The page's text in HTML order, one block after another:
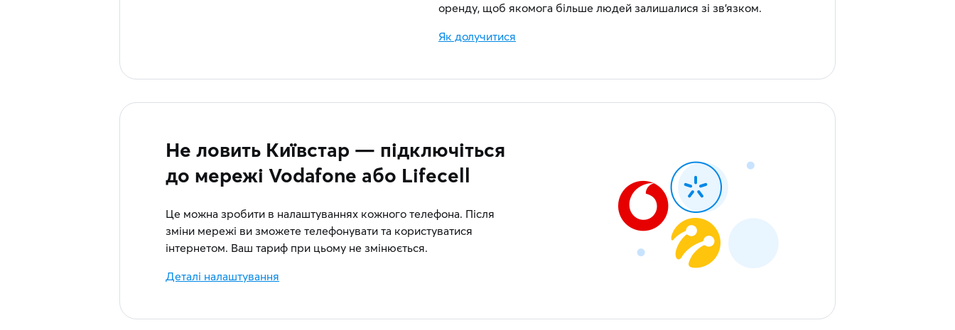
оренду, щоб якомога більше людей залишалися зі зв’язком.
Як долучитися
Не ловить Київстар — підключіться
до мережі Vodafone або Lifecell
Це можна зробити в налаштуваннях кожного телефона. Після
зміни мережі ви зможете телефонувати та користуватися
інтернетом. Ваш тариф при цьому не змінюється.
Деталі налаштування